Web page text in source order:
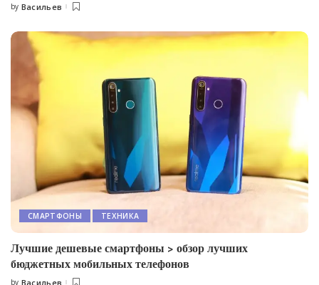
Posted
by Васильев
СМАРТФОНЫ ТЕХНИКА
Лучшие дешевые смартфоны > обзор лучших
бюджетных мобильных телефонов
by Васильев